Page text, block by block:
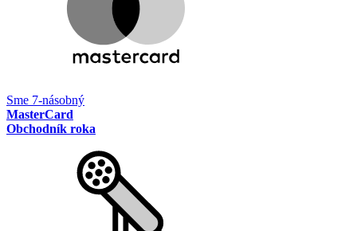
Sme 7-násobný
MasterCard
Obchodník roka